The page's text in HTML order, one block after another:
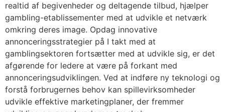
realtid af begivenheder og deltagende tilbud, hjælper
gambling-etablissementer med at udvikle et netværk
omkring deres image. Opdag innovative
annonceringsstrategier på I takt med at
gamblingsektoren fortsætter med at udvikle sig, er det
afgørende for ledere at være på forkant med
annonceringsudviklingen. Ved at indføre ny teknologi og
forstå forbrugernes behov kan spillevirksomheder
udvikle effektive marketingplaner, der fremmer